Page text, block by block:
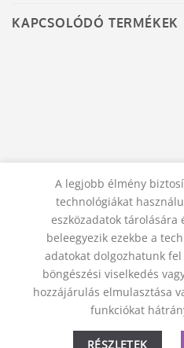
KAPCSOLÓDÓ TERMÉKEK
FÉM KULCSTARTÓ
Védelmező kulcstartó
KOSÁRBA TESZEM
KAPCSOLAT
JOGI NYILATKOZAT
A legjobb élmény
technológiákat
eszközadatok tárolására
beleegyezik ezekbe a
adatokat dolgozhatunk
böngészési viselkedés
hozzájárulás elmulasztása
funkciókat
RÉSZLETEK